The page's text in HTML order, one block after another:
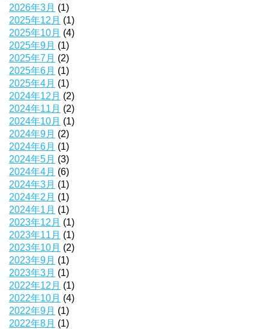
2026年3月 (1)
2025年12月 (1)
2025年10月 (4)
2025年9月 (1)
2025年7月 (2)
2025年6月 (1)
2025年4月 (1)
2024年12月 (2)
2024年11月 (2)
2024年10月 (1)
2024年9月 (2)
2024年6月 (1)
2024年5月 (3)
2024年4月 (6)
2024年3月 (1)
2024年2月 (1)
2024年1月 (1)
2023年12月 (1)
2023年11月 (1)
2023年10月 (2)
2023年9月 (1)
2023年3月 (1)
2022年12月 (1)
2022年10月 (4)
2022年9月 (1)
2022年8月 (1)